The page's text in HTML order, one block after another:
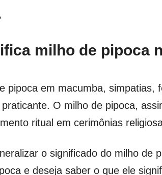
milho de pipoca
pipoca em macumba,
O milho de pipoca,
ritual em cerimônias
o significado do milho de
e deseja saber o que ele